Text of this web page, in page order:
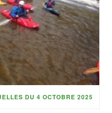
DU 4 OCTOBRE 2025